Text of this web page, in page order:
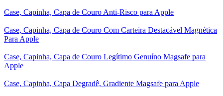
Case, Capinha, Capa de Couro Anti-Risco para Apple
Case, Capinha, Capa de Couro Com Carteira Destacável Magnética
Para Apple
Case, Capinha, Capa de Couro Legítimo Genuíno Magsafe para
Apple
Case, Capinha, Capa Degradê, Gradiente Magsafe para Apple